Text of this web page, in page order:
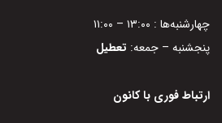
چهارشنبه‌ها : ۱۳:۰۰ – ۱۱:۰۰
پنجشنبه – جمعه: تعطیل
ارتباط فوری با کانون